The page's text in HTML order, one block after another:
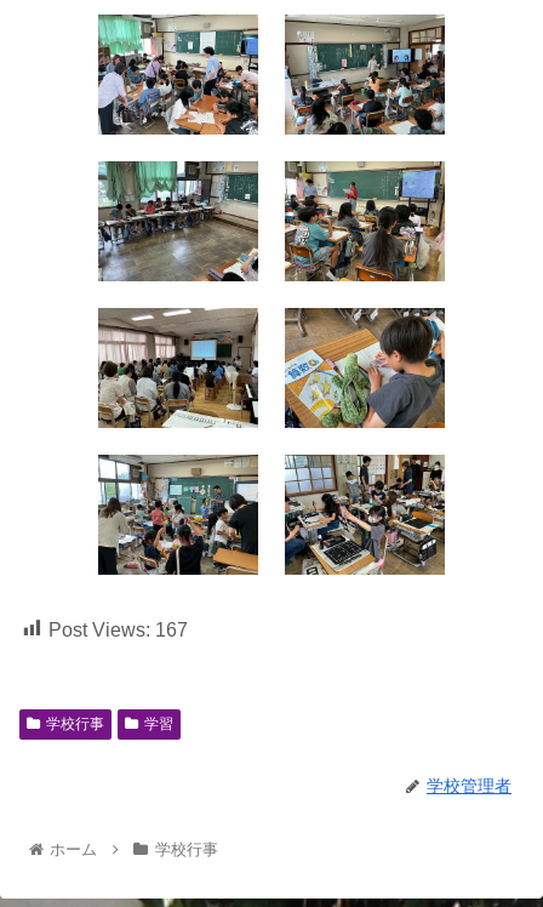
Post Views: 167
学校行事 学習
学校管理者
ホーム 学校行事